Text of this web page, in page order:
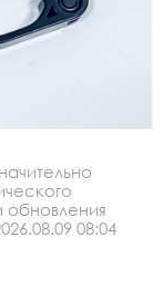
обновления
08:04